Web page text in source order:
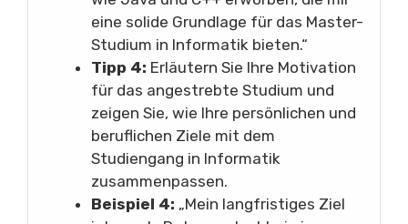
eine solide Grundlage für das Master-
Studium in Informatik bieten.“
Tipp 4: Erläutern Sie Ihre Motivation
für das angestrebte Studium und
zeigen Sie, wie Ihre persönlichen und
beruflichen Ziele mit dem
Studiengang in Informatik
zusammenpassen.
Beispiel 4: „Mein langfristiges Ziel